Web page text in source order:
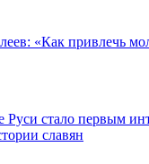
«Как привлечь
Руси стало первым
славян